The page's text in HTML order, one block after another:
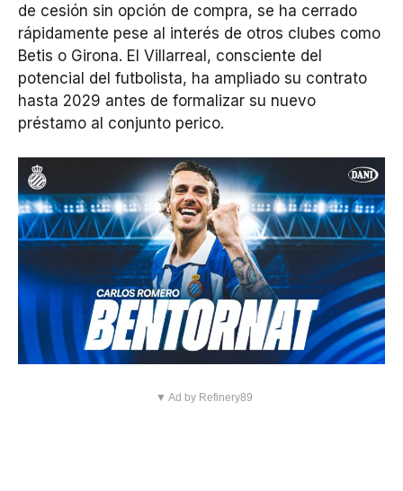
de cesión sin opción de compra, se ha cerrado
rápidamente pese al interés de otros clubes como
Betis o Girona. El Villarreal, consciente del
potencial del futbolista, ha ampliado su contrato
hasta 2029 antes de formalizar su nuevo
préstamo al conjunto perico.
▼ Ad by Refinery89